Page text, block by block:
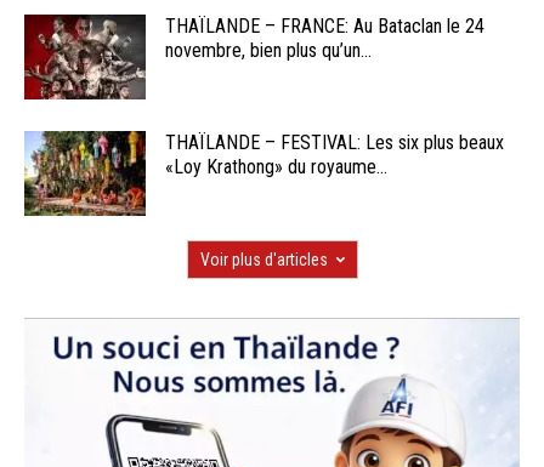
THAÏLANDE – FRANCE: Au Bataclan le 24
novembre, bien plus qu’un...
THAÏLANDE – FESTIVAL: Les six plus beaux
«Loy Krathong» du royaume...
Voir plus d'articles